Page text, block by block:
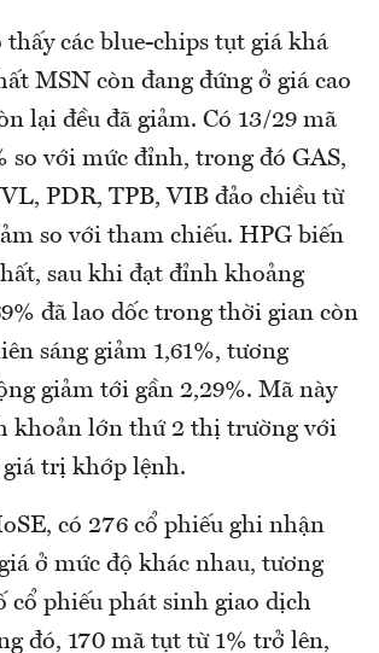
thấy các blue-chips tụt giá khá
MSN còn đang đứng ở giá cao
lại đều đã giảm. Có 13/29 mã
so với mức đỉnh, trong đó GAS,
PDR, TPB, VIB đảo chiều từ
so với tham chiếu. HPG biến
sau khi đạt đỉnh khoảng
đã lao dốc trong thời gian còn
sáng giảm 1,61%, tương
giảm tới gần 2,29%. Mã này
khoản lớn thứ 2 thị trường với
giá trị khớp lệnh.
có 276 cổ phiếu ghi nhận
ở mức độ khác nhau, tương
cổ phiếu phát sinh giao dịch
đó, 170 mã tụt từ 1% trở lên,